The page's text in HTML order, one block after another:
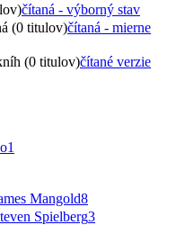
čítaná - výborný stav
(0 titulov)čítaná - mierne
(0 titulov)čítané verzie
1
Mangold8
Spielberg3